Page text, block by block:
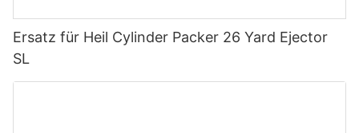
Ersatz für Heil Cylinder Packer 26 Yard Ejector
SL